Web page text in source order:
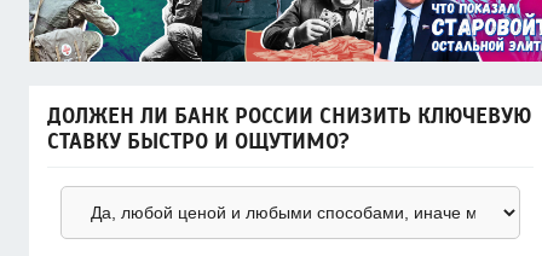
ДОЛЖЕН ЛИ БАНК РОССИИ СНИЗИТЬ КЛЮЧЕВУЮ
СТАВКУ БЫСТРО И ОЩУТИМО?